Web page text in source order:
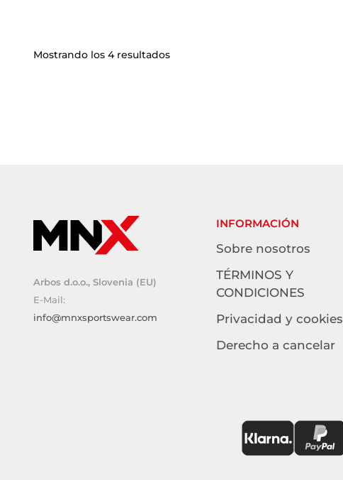
Mostrando los 4 resultados
Arbos d.o.o., Slovenia (EU)
E-Mail:
info@mnxsportswear.com
INFORMACIÓN
Sobre nosotros
TÉRMINOS Y
CONDICIONES
Privacidad y cookies
Derecho a cancelar